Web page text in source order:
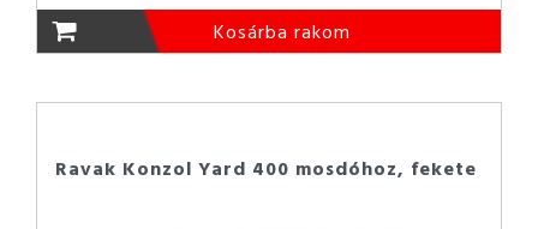
Kosárba rakom
Ravak Konzol Yard 400 mosdóhoz, fekete